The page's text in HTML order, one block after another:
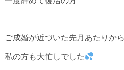
ご成婚が近づいた先月あたりから
私の方も大忙しでした